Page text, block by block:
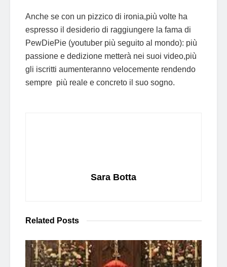
Anche se con un pizzico di ironia,più volte ha
espresso il desiderio di raggiungere la fama di
PewDiePie (youtuber più seguito al mondo): più
passione e dedizione metterà nei suoi video,più
gli iscritti aumenteranno velocemente rendendo
sempre più reale e concreto il suo sogno.
Sara Botta
Related Posts